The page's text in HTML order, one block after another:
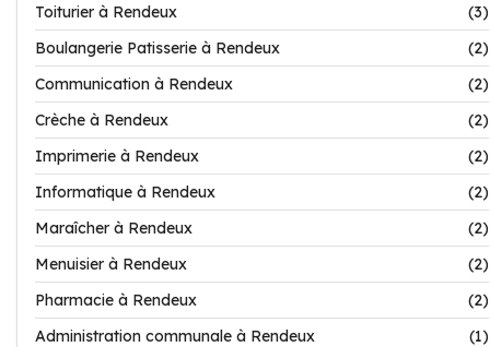
Toiturier à Rendeux
(3)
Boulangerie Patisserie à Rendeux
(2)
Communication à Rendeux
(2)
Crèche à Rendeux
(2)
Imprimerie à Rendeux
(2)
Informatique à Rendeux
(2)
Maraîcher à Rendeux
(2)
Menuisier à Rendeux
(2)
Pharmacie à Rendeux
(2)
Administration communale à Rendeux
(1)